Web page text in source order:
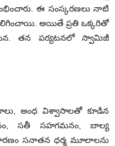
ఈ సంస్కరణలు నాటి
అయితే ప్రతి ఒక్కరితో
తన పర్యటనలో స్వామిజీ
అంధ విశ్వాసాలతో కూడిన
సతీ సహగమనం, బాల్య
సనాతన ధర్మ మూలాలను